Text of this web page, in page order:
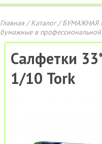
Главная/Каталог/БУМАЖНАЯ
бумажные в профессиональной
Салфетки
1/10 Tork